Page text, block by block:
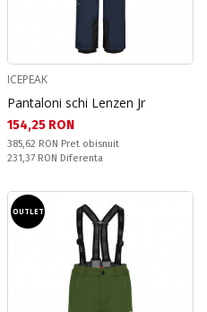
ICEPEAK
Pantaloni schi Lenzen Jr
Текуща цена:
154,25 RON
Pret obisnuit:
385,62 RON Pret obisnuit
Спестявате:
231,37 RON Diferenta
OUTLET